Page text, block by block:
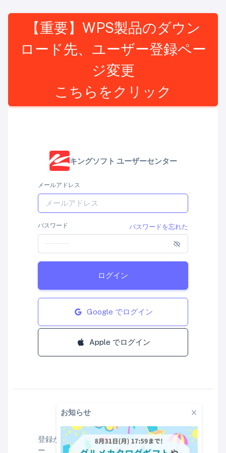
【重要】WPS製品のダウン
ロード先、ユーザー登録ペー
ジ変更
こちらをクリック
キングソフト ユーザーセンター
メールアドレス
パスワード パスワードを忘れた
ログイン
Google でログイン
Apple でログイン
はじめてご利用の方
登録がお済みでない方はこちらからユーザ
ー
お知らせ